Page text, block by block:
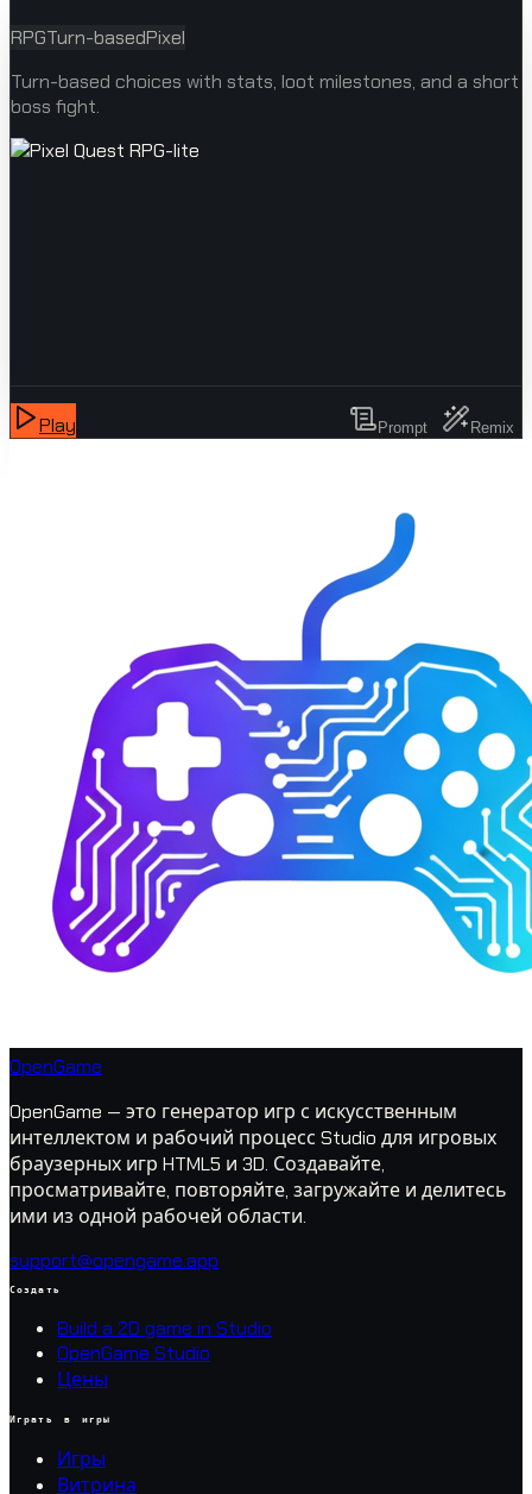
RPGTurn-basedPixel
Turn-based choices with stats, loot milestones, and a short
boss fight.
Play Prompt Remix
OpenGame
OpenGame — это генератор игр с искусственным
интеллектом и рабочий процесс Studio для игровых
браузерных игр HTML5 и 3D. Создавайте,
просматривайте, повторяйте, загружайте и делитесь
ими из одной рабочей области.
support@opengame.app
Создать
Build a 2D game in Studio
OpenGame Studio
Цены
Играть в игры
Игры
Витрина